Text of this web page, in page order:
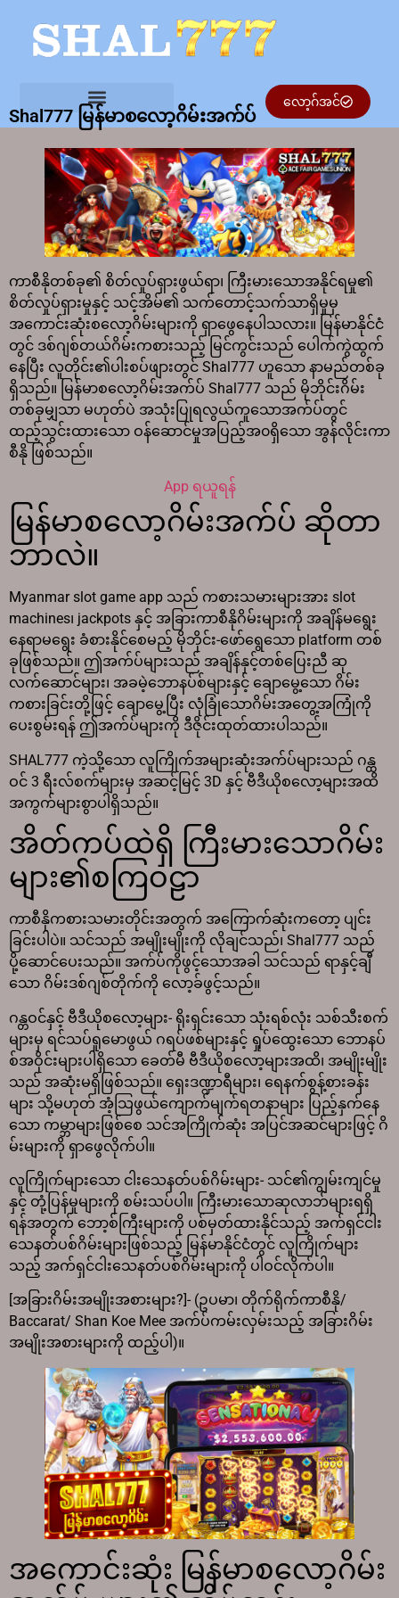
လော့ဂ်အင်
Shal777 မြန်မာစလော့ဂိမ်းအက်ပ်
ကာစီနိုတစ်ခု၏ စိတ်လှုပ်ရှားဖွယ်ရာ၊ ကြီးမားသောအနိုင်ရမှု၏
စိတ်လှုပ်ရှားမှုနှင့် သင့်အိမ်၏ သက်တောင့်သက်သာရှိမှုမှ
အကောင်းဆုံးစလော့ဂိမ်းများကို ရှာဖွေနေပါသလား။ မြန်မာနိုင်ငံ
တွင် ဒစ်ဂျစ်တယ်ဂိမ်းကစားသည့် မြင်ကွင်းသည် ပေါက်ကွဲထွက်
နေပြီး လူတိုင်း၏ပါးစပ်ဖျားတွင် Shal777 ဟူသော နာမည်တစ်ခု
ရှိသည်။ မြန်မာစလော့ဂိမ်းအက်ပ် Shal777 သည် မိုဘိုင်းဂိမ်း
တစ်ခုမျှသာ မဟုတ်ပဲ အသုံးပြုရလွယ်ကူသောအက်ပ်တွင်
ထည့်သွင်းထားသော ဝန်ဆောင်မှုအပြည့်အ၀ရှိသော အွန်လိုင်းကာ
စီနို ဖြစ်သည်။
App ရယူရန်
မြန်မာစလော့ဂိမ်းအက်ပ် ဆိုတာ
ဘာလဲ။
Myanmar slot game app သည် ကစားသမားများအား slot
machines၊ jackpots နှင့် အခြားကာစီနိုဂိမ်းများကို အချိန်မရွေး
နေရာမရွေး ခံစားနိုင်စေမည့် မိုဘိုင်း-ဖော်ရွေသော platform တစ်
ခုဖြစ်သည်။ ဤအက်ပ်များသည် အချိန်နှင့်တစ်ပြေးညီ ဆု
လက်ဆောင်များ၊ အခမဲ့ဘောနပ်စ်များနှင့် ချောမွေ့သော ဂိမ်း
ကစားခြင်းတို့ဖြင့် ချောမွေ့ပြီး လုံခြုံသောဂိမ်းအတွေ့အကြုံကို
ပေးစွမ်းရန် ဤအက်ပ်များကို ဒီဇိုင်းထုတ်ထားပါသည်။
SHAL777 ကဲ့သို့သော လူကြိုက်အများဆုံးအက်ပ်များသည် ဂန္ထ
ဝင် 3 ရီးလ်စက်များမှ အဆင့်မြင့် 3D နှင့် ဗီဒီယိုစလော့များအထိ
အကွက်များစွာပါရှိသည်။
အိတ်ကပ်ထဲရှိ ကြီးမားသောဂိမ်း
များ၏စကြဝဠာ
ကာစီနိုကစားသမားတိုင်းအတွက် အကြောက်ဆုံးကတော့ ပျင်း
ခြင်းပါပဲ။ သင်သည် အမျိုးမျိုးကို လိုချင်သည်၊ Shal777 သည်
ပို့ဆောင်ပေးသည်။ အက်ပ်ကိုဖွင့်သောအခါ သင်သည် ရာနှင့်ချီ
သော ဂိမ်းဒစ်ဂျစ်တိုက်ကို လော့ခ်ဖွင့်သည်။
ဂန္တဝင်နှင့် ဗီဒီယိုစလော့များ- ရိုးရှင်းသော သုံးရစ်လုံး သစ်သီးစက်
များမှ ရင်သပ်ရှုမောဖွယ် ဂရပ်ဖစ်များနှင့် ရှုပ်ထွေးသော ဘောနပ်
စ်အဝိုင်းများပါရှိသော ခေတ်မီ ဗီဒီယိုစလော့များအထိ၊ အမျိုးမျိုး
သည် အဆုံးမရှိဖြစ်သည်။ ရှေးဒဏ္ဍာရီများ၊ ရေနက်စွန့်စားခန်း
များ သို့မဟုတ် အံ့သြဖွယ်ကျောက်မျက်ရတနာများ ပြည့်နှက်နေ
သော ကမ္ဘာများဖြစ်စေ သင်အကြိုက်ဆုံး အပြင်အဆင်များဖြင့် ဂိ
မ်းများကို ရှာဖွေလိုက်ပါ။
လူကြိုက်များသော ငါးသေနတ်ပစ်ဂိမ်းများ- သင်၏ကျွမ်းကျင်မှု
နှင့် တုံ့ပြန်မှုများကို စမ်းသပ်ပါ။ ကြီးမားသောဆုလာဘ်များရရှိ
ရန်အတွက် ဘော့စ်ကြီးများကို ပစ်မှတ်ထားနိုင်သည့် အက်ရှင်ငါး
သေနတ်ပစ်ဂိမ်းများဖြစ်သည့် မြန်မာနိုင်ငံတွင် လူကြိုက်များ
သည့် အက်ရှင်ငါးသေနတ်ပစ်ဂိမ်းများကို ပါဝင်လိုက်ပါ။
[အခြားဂိမ်းအမျိုးအစားများ?]- (ဥပမာ၊ တိုက်ရိုက်ကာစီနို/
Baccarat/ Shan Koe Mee အက်ပ်ကမ်းလှမ်းသည့် အခြားဂိမ်း
အမျိုးအစားများကို ထည့်ပါ)။
အကောင်းဆုံး မြန်မာစလော့ဂိမ်း